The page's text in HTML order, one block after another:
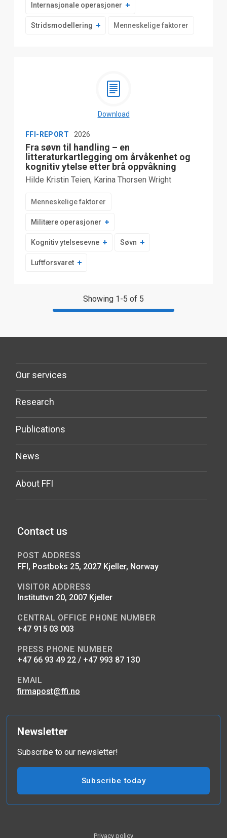
Internasjonale operasjoner
Stridsmodellering Menneskelige faktorer
Download
FFI-REPORT 2026
Fra søvn til handling – en
litteraturkartlegging om årvåkenhet og
kognitiv ytelse etter brå oppvåkning
Hilde Kristin Teien, Karina Thorsen Wright
Menneskelige faktorer
Militære operasjoner
Kognitiv ytelsesevne Søvn
Luftforsvaret
Showing 1-5 of 5
Our services
Research
Publications
News
About FFI
Contact us
POST ADDRESS
FFI, Postboks 25, 2027 Kjeller, Norway
VISITOR ADDRESS
Instituttvn 20, 2007 Kjeller
CENTRAL OFFICE PHONE NUMBER
+47 915 03 003
PRESS PHONE NUMBER
+47 66 93 49 22 / +47 993 87 130
EMAIL
firmapost@ffi.no
Newsletter
Subscribe to our newsletter!
Subscribe today
Privacy policy